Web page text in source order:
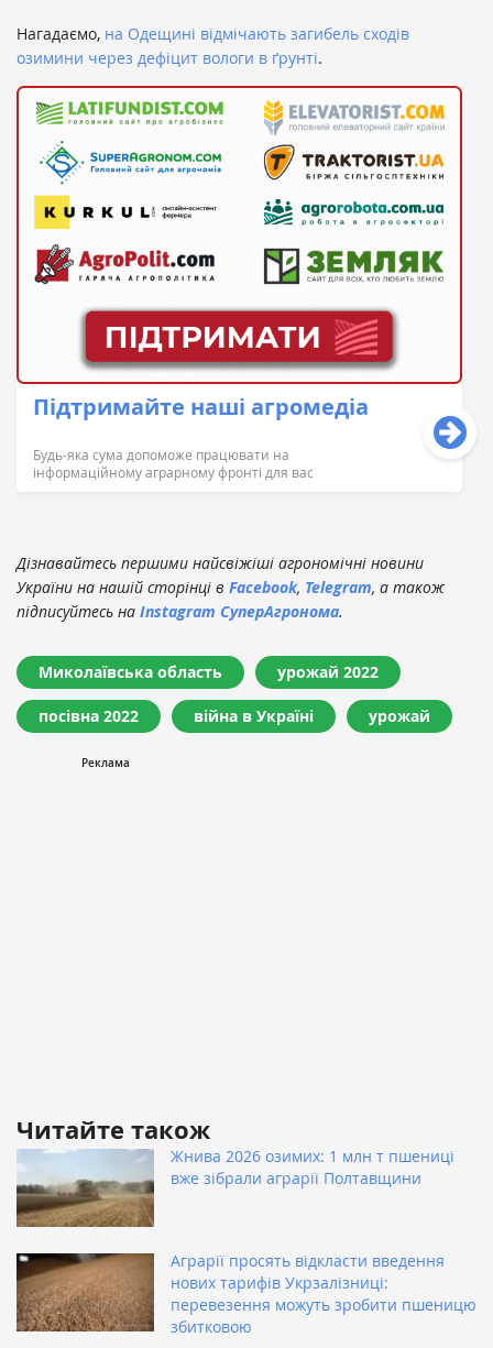
Нагадаємо, на Одещині відмічають загибель сходів
озимини через дефіцит вологи в ґрунті.
Підтримайте наші агромедіа
Будь-яка сума допоможе працювати на
інформаційному аграрному фронті для вас
Дізнавайтесь першими найсвіжіші агрономічні новини
України на нашій сторінці в Facebook, Telegram, а також
підписуйтесь на Instagram СуперАгронома.
Миколаївська область урожай 2022
посівна 2022 війна в Україні урожай
Читайте також
Жнива 2026 озимих: 1 млн т пшениці
вже зібрали аграрії Полтавщини
Аграрії просять відкласти введення
нових тарифів Укрзалізниці:
перевезення можуть зробити пшеницю
збитковою